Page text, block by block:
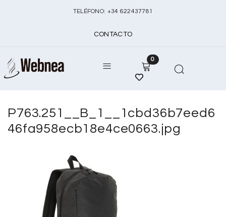
TELÉFONO: +34 622437781
CONTACTO
0
P763.251__B_1__1cbd36b7eed6
46fa958ecb18e4ce0663.jpg